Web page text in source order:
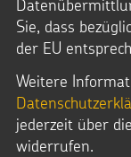
Sie, dass
der EU
Weitere
jederzeit über
widerrufen.